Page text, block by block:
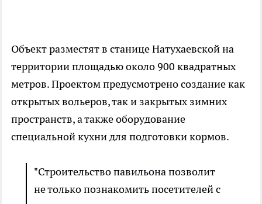
Объект разместят в станице Натухаевской на
территории площадью около 900 квадратных
метров. Проектом предусмотрено создание как
открытых вольеров, так и закрытых зимних
пространств, а также оборудование
специальной кухни для подготовки кормов.
"Строительство павильона позволит
не только познакомить посетителей с